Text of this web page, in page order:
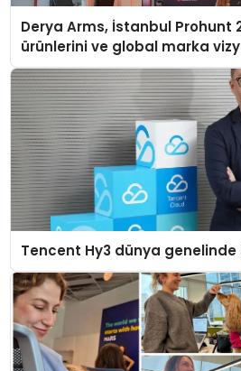
Derya Arms, İstanbul Prohunt
ürünlerini ve global marka
Tencent Hy3 dünya genelinde